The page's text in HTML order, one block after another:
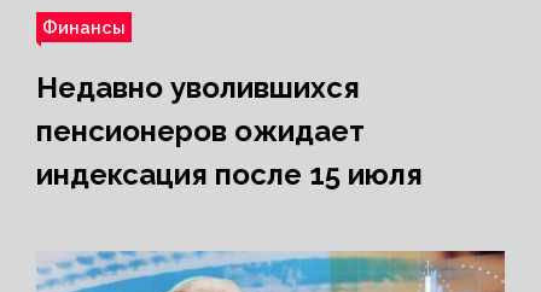
Финансы
Недавно уволившихся
пенсионеров ожидает
индексация после 15 июля